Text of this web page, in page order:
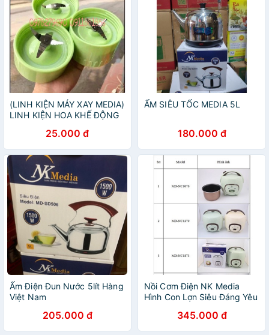
(LINH KIỆN MÁY XAY MEDIA)
LINH KIỆN HOA KHẾ ĐỘNG
TỐ Media MD823
25.000 đ
ẤM SIÊU TỐC MEDIA 5L
180.000 đ
Ấm Điện Đun Nước 5lít Hàng
Việt Nam
205.000 đ
Nồi Cơm Điện NK Media
Hình Con Lợn Siêu Đáng Yêu
Hàng chính hãng Bảo Hành
12 Tháng
345.000 đ